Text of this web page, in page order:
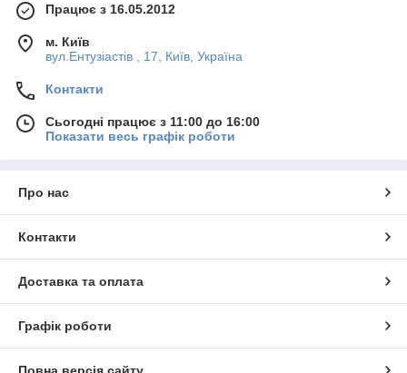
Працює з 16.05.2012
м. Київ
вул.Ентузіастів , 17, Київ, Україна
Контакти
Сьогодні працює з 11:00 до 16:00
Показати весь графік роботи
Про нас
Контакти
Доставка та оплата
Графік роботи